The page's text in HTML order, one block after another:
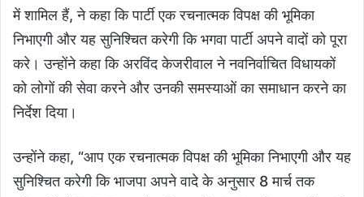
में शामिल हैं, ने कहा कि पार्टी एक रचनात्मक विपक्ष की भूमिका
निभाएगी और यह सुनिश्चित करेगी कि भगवा पार्टी अपने वादों को पूरा
करे। उन्होंने कहा कि अरविंद केजरीवाल ने नवनिर्वाचित विधायकों
को लोगों की सेवा करने और उनकी समस्याओं का समाधान करने का
निर्देश दिया।
उन्होंने कहा, “आप एक रचनात्मक विपक्ष की भूमिका निभाएगी और यह
सुनिश्चित करेगी कि भाजपा अपने वादे के अनुसार 8 मार्च तक